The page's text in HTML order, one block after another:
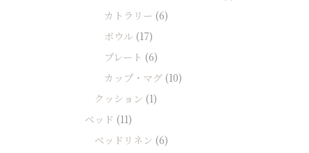
カトラリー (6)
ボウル (17)
プレート (6)
カップ・マグ (10)
クッション (1)
ベッド (11)
ベッドリネン (6)